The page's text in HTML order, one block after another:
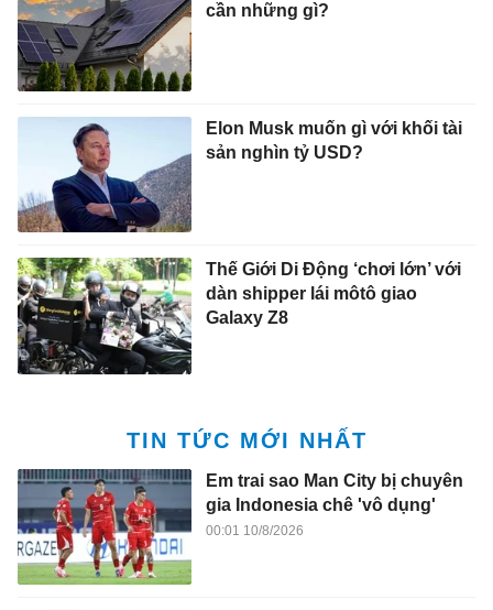
cần những gì?
Elon Musk muốn gì với khối tài
sản nghìn tỷ USD?
Thế Giới Di Động ‘chơi lớn’ với
dàn shipper lái môtô giao
Galaxy Z8
TIN TỨC MỚI NHẤT
Em trai sao Man City bị chuyên
gia Indonesia chê 'vô dụng'
00:01 10/8/2026